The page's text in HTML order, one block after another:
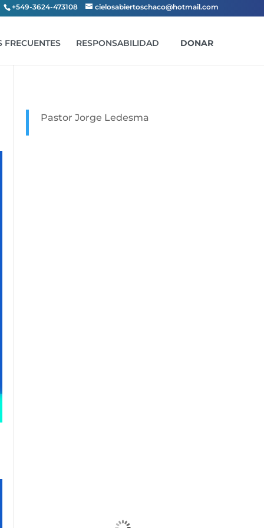
+549-3624-473108 cielosabiertoschaco@hotmail.com
FRECUENTES RESPONSABILIDAD DONAR
Pastor Jorge Ledesma